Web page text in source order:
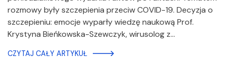
rozmowy były szczepienia przeciw COVID-19. Decyzja o
szczepieniu: emocje wyparły wiedzę naukową Prof.
Krystyna Bieńkowska-Szewczyk, wirusolog z…
CZYTAJ CAŁY ARTYKUŁ